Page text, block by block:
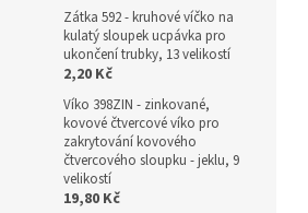
Zátka 592 - kruhové víčko na
kulatý sloupek ucpávka pro
ukončení trubky, 13 velikostí
2,20 Kč
Víko 398ZIN - zinkované,
kovové čtvercové víko pro
zakrytování kovového
čtvercového sloupku - jeklu, 9
velikostí
19,80 Kč